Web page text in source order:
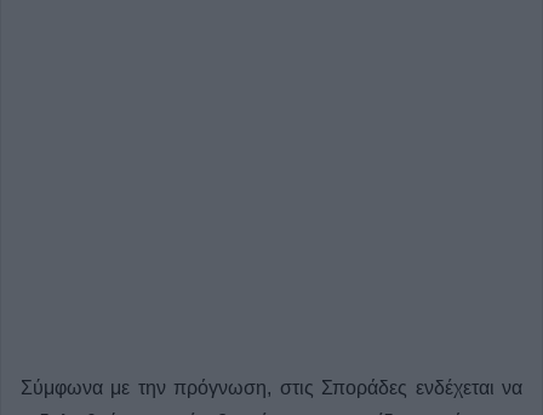
Σύμφωνα με την πρόγνωση, στις Σποράδες ενδέχεται να